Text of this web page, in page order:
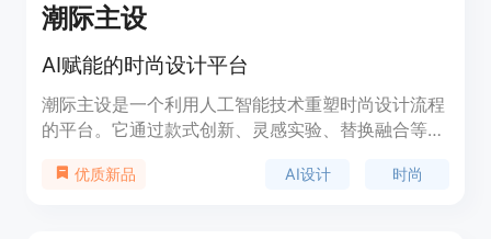
潮际主设
AI赋能的时尚设计平台
潮际主设是一个利用人工智能技术重塑时尚设计流程
的平台。它通过款式创新、灵感实验、替换融合等功
生成和创新。平台提供精细化绘制操作，智能融合绘
优质新品 AI设计 时尚